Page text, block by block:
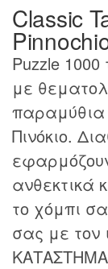
Classic
Puzzle
με
παραμύθια
Πινόκιο.
ανθεκτικά
το χόμπι
σας με τον